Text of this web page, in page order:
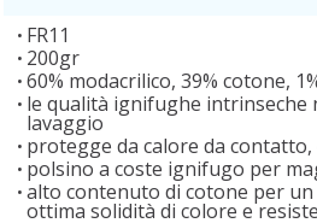
FR11
200gr
60% modacrilico, 39% cotone,
le qualità ignifughe intrinseche
lavaggio
protegge da calore da
polsino a coste ignifugo per
alto contenuto di cotone per
ottima solidità di colore e